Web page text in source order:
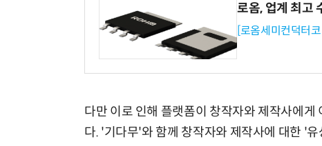
로옴, 업계 최고
[로옴세미컨덕터
다만 이로 인해 플랫폼이 창작자와 제작사에
다. '기다무'와 함께 창작자와 제작사에 대한 '